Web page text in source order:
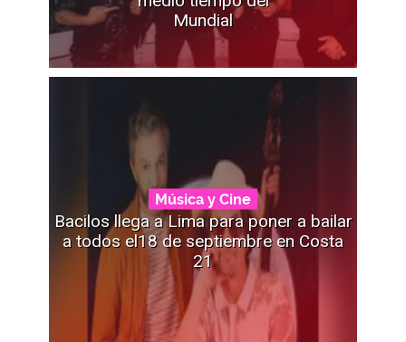
Mundial
Música y Cine
Bacilos llega a Lima para poner a bailar
a todos el18 de septiembre en Costa
21